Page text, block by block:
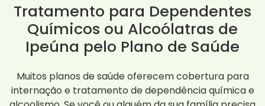
Tratamento para Dependentes
Químicos ou Alcoólatras de
Ipeúna pelo Plano de Saúde
Muitos planos de saúde oferecem cobertura para
internação e tratamento de dependência química e